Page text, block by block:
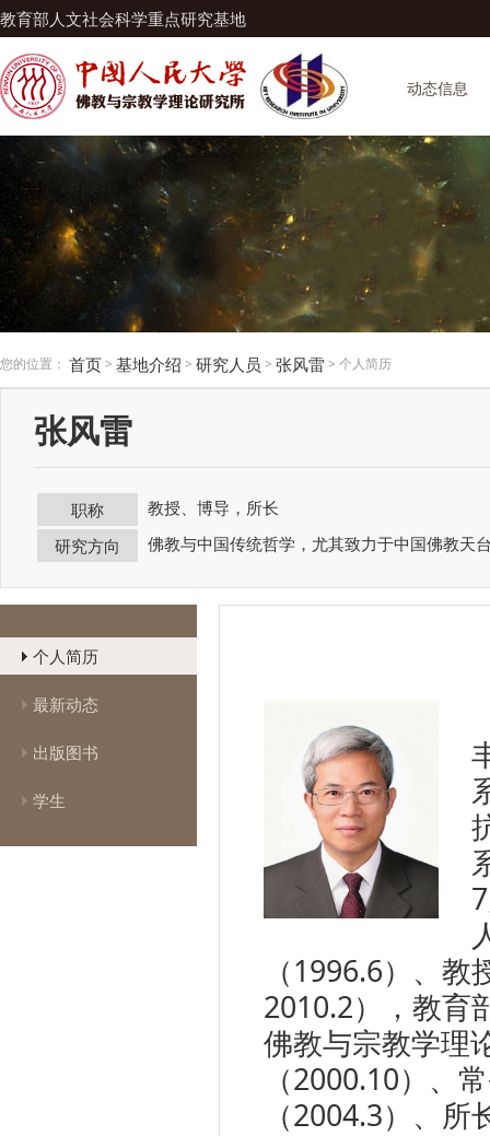
教育部人文社会科学重点研究基地
动态信息
您的位置： 首页> 基地介绍 > 研究人员 > 张风雷> 个人简历
张风雷
职称
教授、博导，所长
研究方向
佛教与中国传统哲学，尤其致力于中国佛教天
个人简历
最新动态
出版图书
学生
（1996.6）、
2010.2），教育
佛教与宗教学理
（2000.10）、
（2004.3）、